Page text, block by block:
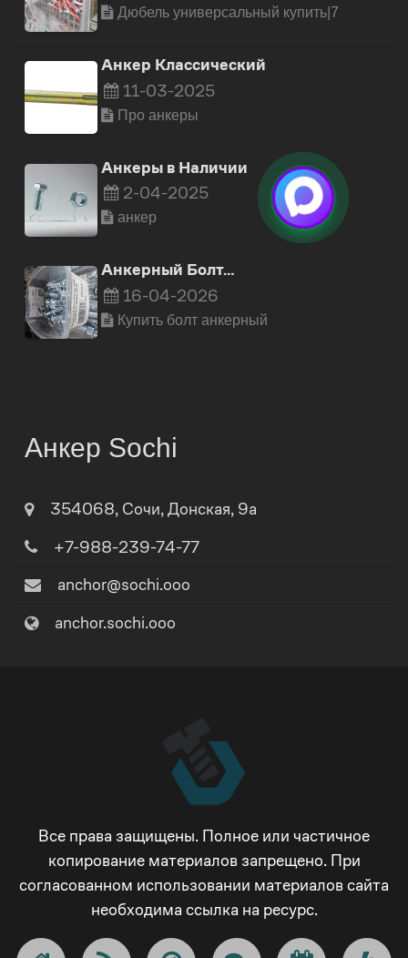
Дюбель универсальный купить|7
Анкер Классический
11-03-2025
Про анкеры
Анкеры в Наличии
2-04-2025
анкер
Анкерный Болт…
16-04-2026
Купить болт анкерный
Анкер Sochi
354068, Сочи,Донская, 9а
+7-988-239-74-77
anchor@sochi.ooo
anchor.sochi.ooo
Все права защищены. Полное или частичное
копирование материалов запрещено. При
согласованном использовании материалов сайта
необходима ссылка на ресурс.